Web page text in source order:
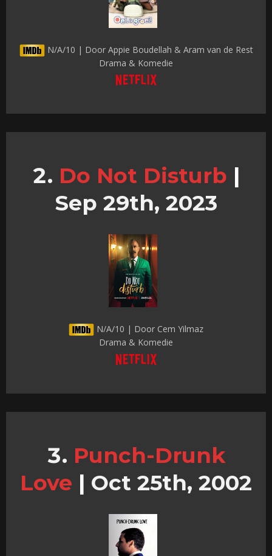
N/A/10 | Door Appie Boudellah & Aram van de Rest
Drama & Komedie
Do Not Disturb |
Sep 29th, 2023
N/A/10 | Door Cem Yilmaz
Drama & Komedie
Punch-Drunk
Love | Oct 25th, 2002